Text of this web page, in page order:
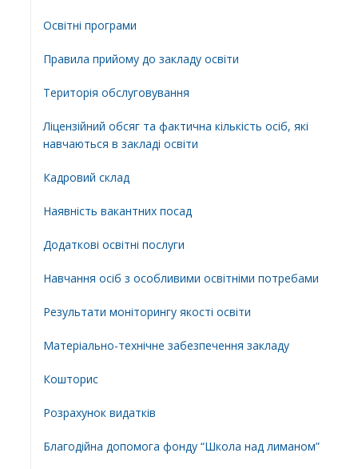
Освiтнi програми
Правила прийому до закладу освіти
Територiя обслуговування
Ліцензійний обсяг та фактична кількість осіб, які
навчаються в закладі освіти
Кадровий склад
Наявність вакантних посад
Додатковi освiтнi послуги
Навчання осіб з особливими освітніми потребами
Результати моніторингу якості освіти
Матеріально-технічне забезпечення закладу
Кошторис
Розрахунок видатків
Благодійна допомога фонду “Школа над лиманом”